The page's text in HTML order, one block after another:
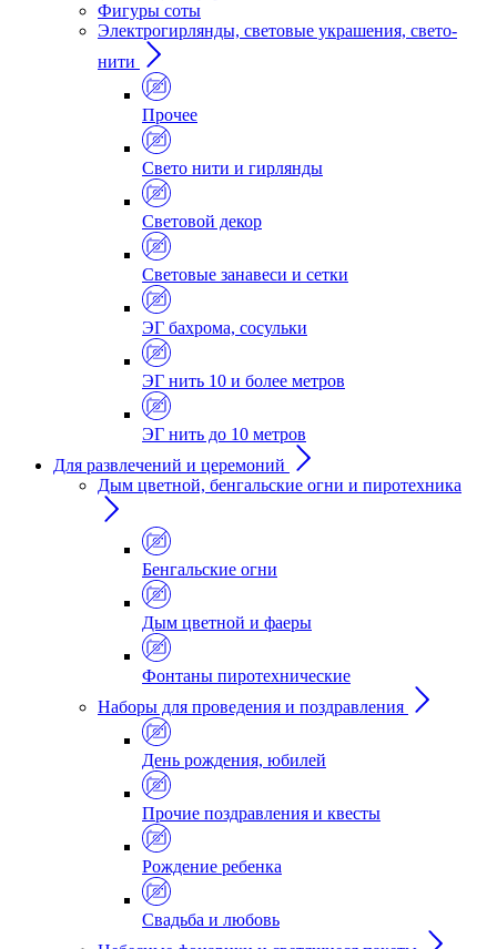
Фигуры соты
Электрогирлянды, световые украшения, свето-
нити
Прочее
Свето нити и гирлянды
Световой декор
Световые занавеси и сетки
ЭГ бахрома, сосульки
ЭГ нить 10 и более метров
ЭГ нить до 10 метров
Для развлечений и церемоний
Дым цветной, бенгальские огни и пиротехника
Бенгальские огни
Дым цветной и фаеры
Фонтаны пиротехнические
Наборы для проведения и поздравления
День рождения, юбилей
Прочие поздравления и квесты
Рождение ребенка
Свадьба и любовь